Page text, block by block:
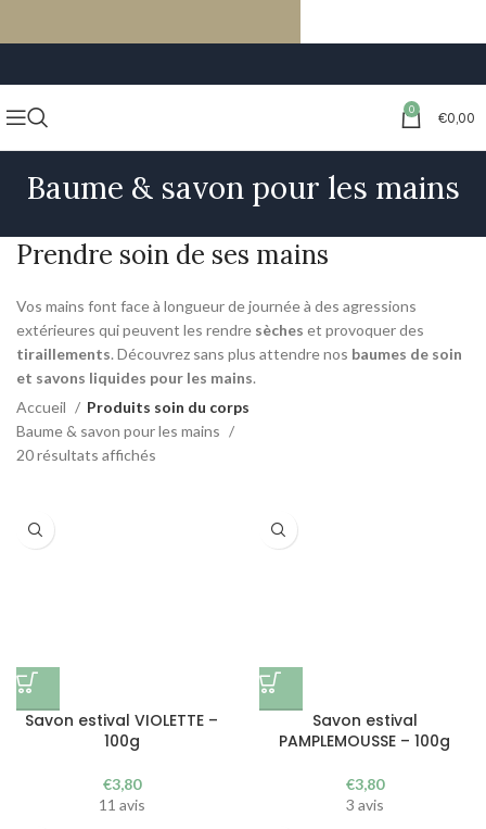
0 €0,00
Baume & savon pour les mains
Prendre soin de ses mains
Vos mains font face à longueur de journée à des agressions
extérieures qui peuvent les rendre sèches et provoquer des
tiraillements. Découvrez sans plus attendre nos baumes de soin
et savons liquides pour les mains.
Accueil
Produits soin du corps
Baume & savon pour les mains
20 résultats affichés
Savon estival VIOLETTE –
100g
€3,80
11 avis
Savon estival
PAMPLEMOUSSE – 100g
€3,80
3 avis